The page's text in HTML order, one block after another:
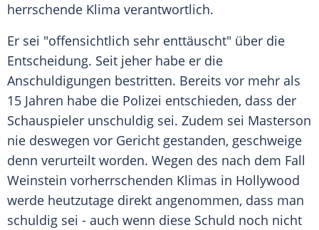
herrschende Klima verantwortlich.
Er sei "offensichtlich sehr enttäuscht" über die
Entscheidung. Seit jeher habe er die
Anschuldigungen bestritten. Bereits vor mehr als
15 Jahren habe die Polizei entschieden, dass der
Schauspieler unschuldig sei. Zudem sei Masterson
nie deswegen vor Gericht gestanden, geschweige
denn verurteilt worden. Wegen des nach dem Fall
Weinstein vorherrschenden Klimas in Hollywood
werde heutzutage direkt angenommen, dass man
schuldig sei - auch wenn diese Schuld noch nicht